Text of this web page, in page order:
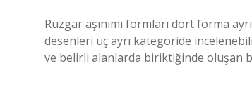
Rüzgar aşınımı formları dört forma
desenleri üç ayrı kategoride
ve belirli alanlarda biriktiğinde oluşan